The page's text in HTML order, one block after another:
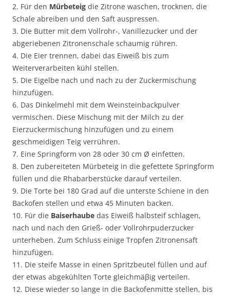
2. Für den Mürbeteig die Zitrone waschen, trocknen, die
Schale abreiben und den Saft auspressen.
3. Die Butter mit dem Vollrohr-, Vanillezucker und der
abgeriebenen Zitronenschale schaumig rühren.
4. Die Eier trennen, dabei das Eiweiß bis zum
Weiterverarbeiten kühl stellen.
5. Die Eigelbe nach und nach zu der Zuckermischung
hinzufügen.
6. Das Dinkelmehl mit dem Weinsteinbackpulver
vermischen. Diese Mischung mit der Milch zu der
Eierzuckermischung hinzufügen und zu einem
geschmeidigen Teig verrühren.
7. Eine Springform von 28 oder 30 cm Ø einfetten.
8. Den zubereiteten Mürbeteig in die gefettete Springform
füllen und die Rhabarberstücke darauf verteilen.
9. Die Torte bei 180 Grad auf die unterste Schiene in den
Backofen stellen und etwa 45 Minuten backen.
10. Für die Baiserhaube das Eiweiß halbsteif schlagen,
nach und nach den Grieß- oder Vollrohrpuderzucker
unterheben. Zum Schluss einige Tropfen Zitronensaft
hinzufügen.
11. Die steife Masse in einen Spritzbeutel füllen und auf
der etwas abgekühlten Torte gleichmäβig verteilen.
12. Diese wieder so lange in die Backofenmitte stellen, bis